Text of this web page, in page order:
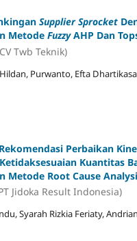
Supplier Sprocket
Metode FuzzyAHP Dan
Twb Teknik)
Purwanto, Efta
Perbaikan
Kuantitas
Metode Root Cause
Jidoka Result Indonesia)
Syarah Rizkia Feriaty,